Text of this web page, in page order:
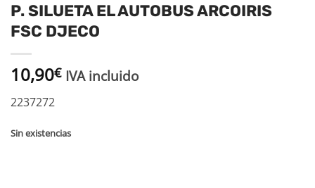
P. SILUETA EL AUTOBUS ARCOIRIS
FSC DJECO
10,90€ IVA incluido
2237272
Sin existencias